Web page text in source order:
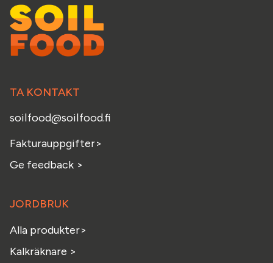
TA KONTAKT
soilfood@soilfood.fi
Fakturauppgifter>
Ge feedback >
JORDBRUK
Alla produkter>
Kalkräknare >